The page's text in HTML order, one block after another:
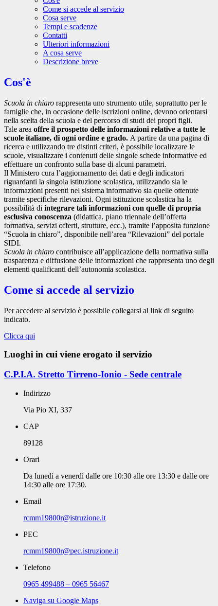
Come si accede al servizio
Cosa serve
Tempi e scadenze
Contatti
Ulteriori informazioni
A cosa serve
Descrizione breve
Cos'è
Scuola in chiaro rappresenta uno strumento utile, soprattutto per le
famiglie che, in occasione delle iscrizioni online, devono orientarsi
nella scelta della scuola e del percorso di studi dei propri figli.
Tale area offre il prospetto delle informazioni relative a tutte le
scuole italiane, di ogni ordine e grado. A partire da una pagina di
ricerca e utilizzando tre distinti criteri, è possibile localizzare le
scuole, visualizzare i contenuti delle singole schede informative ed
effettuare un confronto sulla base di alcuni parametri.
Il Ministero cura l’aggiornamento dei dati e degli indicatori
riguardanti la singola istituzione scolastica, utilizzando sia le
informazioni presenti nel sistema informativo sia quelle ottenute
tramite specifiche rilevazioni. Ogni istituzione scolastica ha la
possibilità di integrare tali informazioni con quelle di propria
esclusiva conoscenza (didattica, piano triennale dell’offerta
formativa, servizi offerti, strutture, ecc.), tramite l’apposita funzione
“Scuola in chiaro”, disponibile nell’area “Rilevazioni” del portale
SIDI.
Scuola in chiaro contribuisce all’applicazione della normativa sulla
trasparenza e diffusione delle informazioni che rappresenta uno degli
elementi qualificanti dell’autonomia scolastica.
Come si accede al servizio
Per accedere al servizio è possibile collegarsi al link di seguito
indicato.
Clicca qui
Luoghi in cui viene erogato il servizio
C.P.I.A. Stretto Tirreno-Ionio - Sede centrale
Indirizzo
Via Pio XI, 337
CAP
89128
Orari
Da lunedì a venerdì dalle ore 10:30 alle ore 13:30 e dalle ore
14:30 alle ore 17:30.
Email
rcmm19800r@istruzione.it
PEC
rcmm19800r@pec.istruzione.it
Telefono
0965 499488 – 0965 56467
Naviga su Google Maps